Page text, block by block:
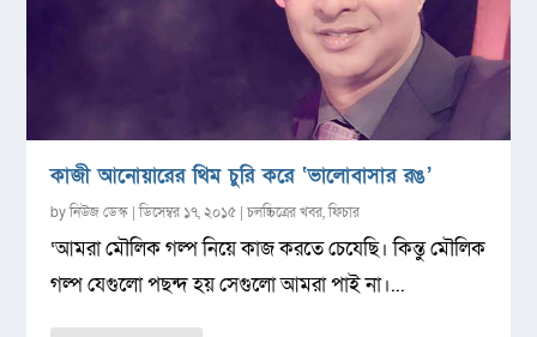
কাজী আনোয়ারের থিম চুরি করে ‌‘ভালোবাসার রঙ’
byনিউজ ডেস্ক |ডিসেম্বর ১৭, ২০১৫ |চলচ্চিত্রের খবর,ফিচার
‘আমরা মৌলিক গল্প নিয়ে কাজ করতে চেযেছি। কিন্তু মৌলিক
গল্প যেগুলো পছন্দ হয় সেগুলো আমরা পাই না।...